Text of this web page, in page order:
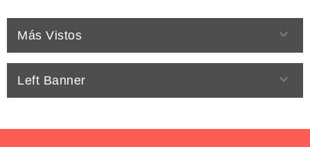
Más Vistos 
Left Banner 